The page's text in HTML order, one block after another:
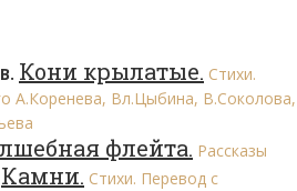
Кони крылатые. Стихи.
А.Коренева, Вл.Цыбина, В.Соколова,
флейта. Рассказы
Камни. Стихи. Перевод с